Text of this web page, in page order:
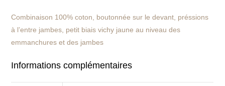
Combinaison 100% coton, boutonnée sur le devant, préssions
à l’entre jambes, petit biais vichy jaune au niveau des
emmanchures et des jambes
Informations complémentaires